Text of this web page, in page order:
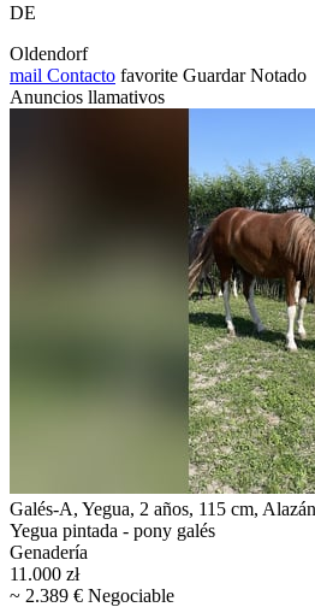
DE
Oldendorf
mail Contacto favorite Guardar Notado
Anuncios llamativos
Galés-A, Yegua, 2 años, 115 cm, Alazán
Yegua pintada - pony galés
Genadería
11.000 zł
~ 2.389 € Negociable